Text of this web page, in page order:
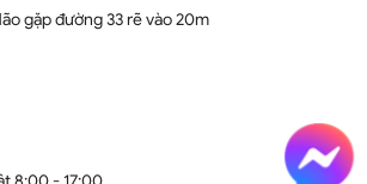
gặp đường 33 rẽ vào 20m